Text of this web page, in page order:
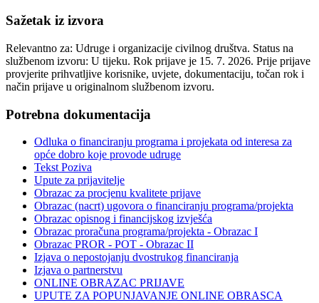
Sažetak iz izvora
Relevantno za: Udruge i organizacije civilnog društva. Status na
službenom izvoru: U tijeku. Rok prijave je 15. 7. 2026. Prije prijave
provjerite prihvatljive korisnike, uvjete, dokumentaciju, točan rok i
način prijave u originalnom službenom izvoru.
Potrebna dokumentacija
Odluka o financiranju programa i projekata od interesa za
opće dobro koje provode udruge
Tekst Poziva
Upute za prijavitelje
Obrazac za procjenu kvalitete prijave
Obrazac (nacrt) ugovora o financiranju programa/projekta
Obrazac opisnog i financijskog izvješća
Obrazac proračuna programa/projekta - Obrazac I
Obrazac PROR - POT - Obrazac II
Izjava o nepostojanju dvostrukog financiranja
Izjava o partnerstvu
ONLINE OBRAZAC PRIJAVE
UPUTE ZA POPUNJAVANJE ONLINE OBRASCA